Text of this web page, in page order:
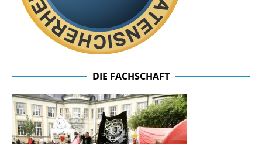
DIE FACHSCHAFT